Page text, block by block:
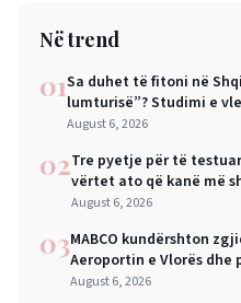
Në trend
01Sa duhet të fitoni në
lumturisë”? Studimi e
August 6, 2026
02Tre pyetje për të
vërtet ato që kanë më
August 6, 2026
03MABCO kundërshton
Aeroportin e Vlorës
ndërkombëtar
August 6, 2026